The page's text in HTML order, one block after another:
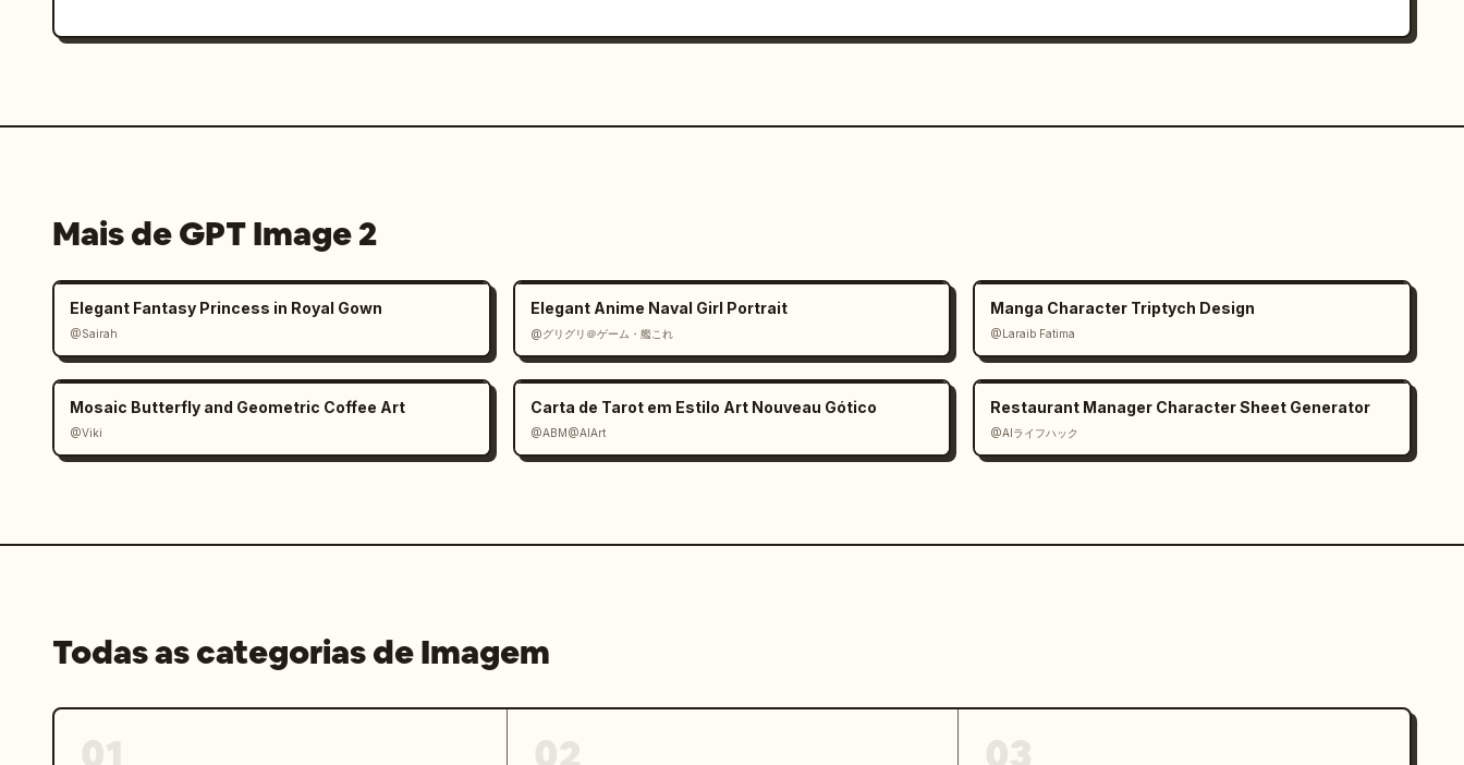
      }
    ]
Mais de GPT Image 2
Elegant Fantasy Princess in Royal Gown
@Sairah
Elegant Anime Naval Girl Portrait
@グリグリ＠ゲーム・艦これ
Manga Character Triptych Design
@Laraib Fatima‎
Mosaic Butterfly and Geometric Coffee Art
@Viki
Carta de Tarot em Estilo Art Nouveau Gótico
@ABM@AIArt
Restaurant Manager Character Sheet Generator
@AIライフハック
Todas as categorias de Imagem